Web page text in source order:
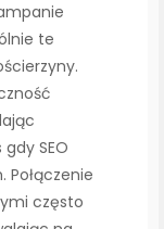
te
SEO
często